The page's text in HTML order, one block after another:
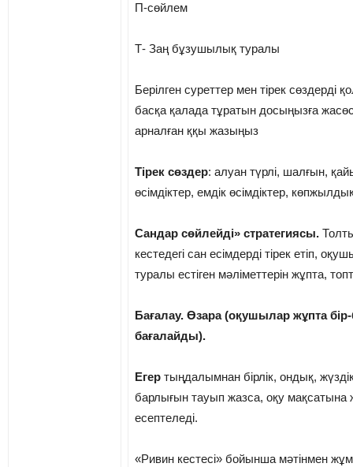
П-сөйлем
Т- Заң бұзушылық туралы
Берілген суреттер мен тірек сөздерді
басқа қалада тұратын досыңызға
арналған ққы жазыңыз
Тірек сөздер: алуан түрлі, шалғын,
өсімдіктер, емдік өсімдіктер,
Сандар сөйлейді» стратегиясы.
кестедегі сан есімдерді тірек етіп,
туралы естіген мәліметтерін жұпта,
Бағалау. Өзара (оқушылар жұпта бір-
бағалайды).
Егер тыңдалымнан бірлік, ондық,
барлығын тауып жазса, оқу мақсатына
есептеледі.
«Ривин кестесі» бойынша мәтінмен